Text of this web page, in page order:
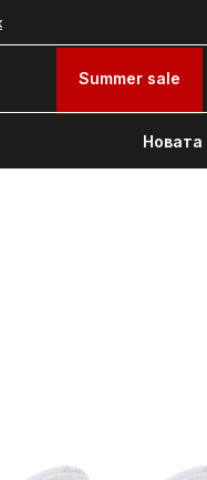
Summer sale
Новата